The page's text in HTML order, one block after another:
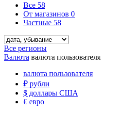
Все 58
От магазинов 0
Частные 58
Все регионы
Валюта валюта пользователя
валюта пользователя
₽ рубли
$ доллары США
€ евро